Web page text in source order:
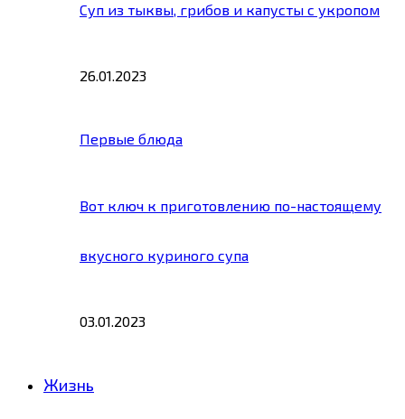
Суп из тыквы, грибов и капусты с укропом
26.01.2023
Первые блюда
Вот ключ к приготовлению по-настоящему
вкусного куриного супа
03.01.2023
Жизнь